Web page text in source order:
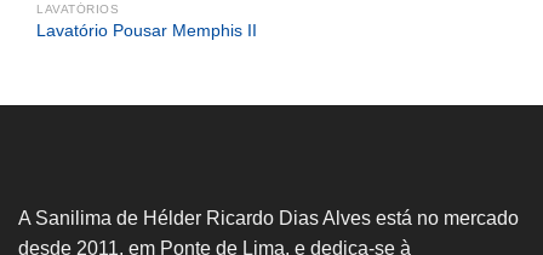
LAVATÓRIOS
Lavatório Pousar Memphis II
A Sanilima de Hélder Ricardo Dias Alves está no mercado
desde 2011, em Ponte de Lima, e dedica-se à